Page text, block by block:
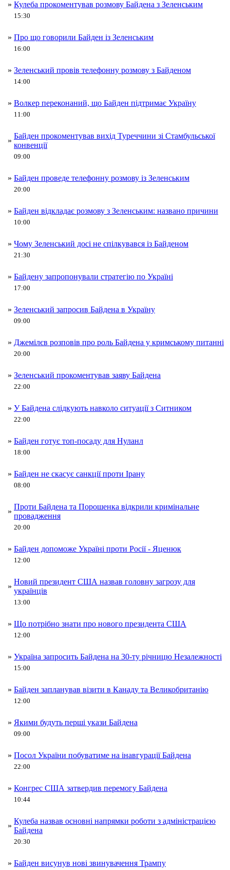
» Кулеба прокоментував розмову Байдена з Зеленським
15:30
» Про що говорили Байден із Зеленським
16:00
» Зеленський провів телефонну розмову з Байденом
14:00
» Волкер переконаний, що Байден підтримає Україну
11:00
»
Байден прокоментував вихід Туреччини зі Стамбульської
конвенції
09:00
» Байден проведе телефонну розмову із Зеленським
20:00
» Байден відкладає розмову з Зеленським: названо причини
10:00
» Чому Зеленський досі не спілкувався із Байденом
21:30
» Байдену запропонували стратегію по Україні
17:00
» Зеленський запросив Байдена в Україну
09:00
» Джемілєв розповів про роль Байдена у кримському питанні
20:00
» Зеленський прокоментував заяву Байдена
22:00
» У Байдена слідкують навколо ситуації з Ситником
22:00
» Байден готує топ-посаду для Нуланл
18:00
» Байден не скасує санкції проти Ірану
08:00
»
Проти Байдена та Порошенка відкрили кримінальне
провадження
20:00
» Байден допоможе Україні проти Росії - Яценюк
12:00
»
Новий президент США назвав головну загрозу для
українців
13:00
» Що потрібно знати про нового президента США
12:00
» Україна запросить Байдена на 30-ту річницю Незалежності
15:00
» Байден запланував візити в Канаду та Великобританію
12:00
» Якими будуть перші укази Байдена
09:00
» Посол України побуватиме на інавгурації Байдена
22:00
» Конгрес США затвердив перемогу Байдена
10:44
»
Кулеба назвав основні напрямки роботи з адміністрацією
Байдена
20:30
» Байден висунув нові звинувачення Трампу